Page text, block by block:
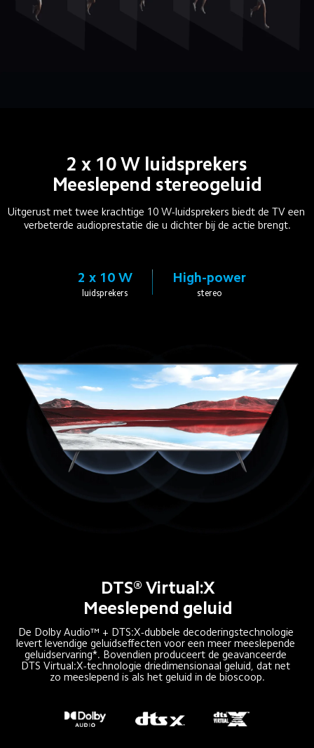
2 x 10 W luidsprekers
Meeslepend stereogeluid
Uitgerust met twee krachtige 10 W-luidsprekers biedt de TV een
verbeterde audioprestatie die u dichter bij de actie brengt.
2 x 10 W
luidsprekers
High-power
stereo
DTS® Virtual:X
Meeslepend geluid
De Dolby Audio™ + DTS:X-dubbele decoderingstechnologie
levert levendige geluidseffecten voor een meer meeslepende
geluidservaring*. Bovendien produceert de geavanceerde
DTS Virtual:X-technologie driedimensionaal geluid, dat net
zo meeslepend is als het geluid in de bioscoop.